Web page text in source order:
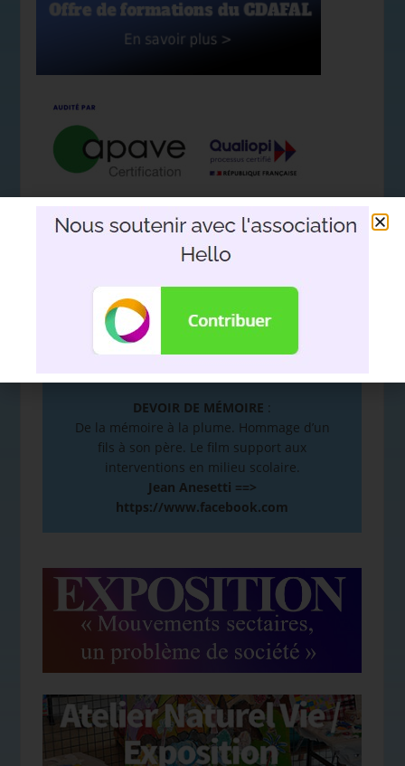
Hello
DEVOIR DE MÉMOIRE :
De la mémoire à la plume. Hommage d’un
fils à son père. Le film support aux
interventions en milieu scolaire.
Jean Anesetti ==>
https://www.facebook.com